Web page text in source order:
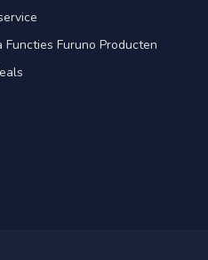
Functies Furuno Producten